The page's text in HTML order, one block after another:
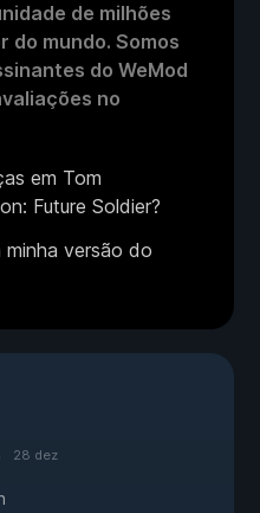
de milhões
do mundo. Somos
do WeMod
no
em Tom
Future Soldier?
versão do
28 dez